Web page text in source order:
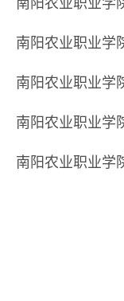
南阳农业职业学
南阳农业职业学
南阳农业职业学
南阳农业职业学
南阳农业职业学